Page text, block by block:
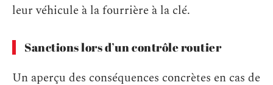
leur véhicule à la fourrière à la clé.
Sanctions lors d’un contrôle routier
Un aperçu des conséquences concrètes en cas de